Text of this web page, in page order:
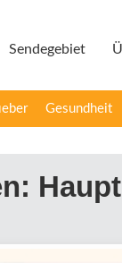
Sendegebiet
Gesundheit